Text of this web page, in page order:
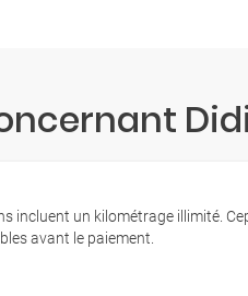
incluent un kilométrage illimité.
avant le paiement.